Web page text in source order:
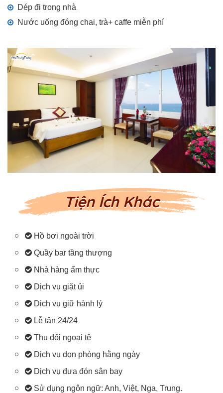
Dép đi trong nhà
Nước uống đóng chai, trà+ caffe miễn phí
Tiện Ích Khác
Hồ bơi ngoài trời
Quầy bar tầng thượng
Nhà hàng ẩm thực
Dịch vụ giặt ủi
Dịch vụ giữ hành lý
Lễ tân 24/24
Thu đổi ngoại tệ
Dịch vụ dọn phòng hằng ngày
Dịch vụ đưa đón sân bay
Sử dụng ngôn ngữ: Anh, Việt, Nga, Trung.